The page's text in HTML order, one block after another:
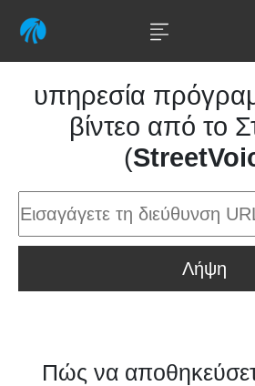
υπηρεσία
βίντεο από το
(
Λήψη
Πώς να